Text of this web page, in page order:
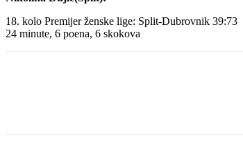
18. kolo Premijer ženske lige: Split-Dubrovnik 39:73
24 minute, 6 poena, 6 skokova